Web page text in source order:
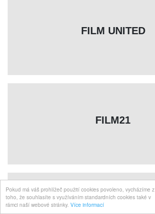
Pokud má váš prohlížeč použití cookies povoleno, vycházíme z
toho, že souhlasíte s využíváním standardních cookies také v
rámci naší webové stránky. Více informací
FILM UNITED
FILM21
FILMS & CHIPS